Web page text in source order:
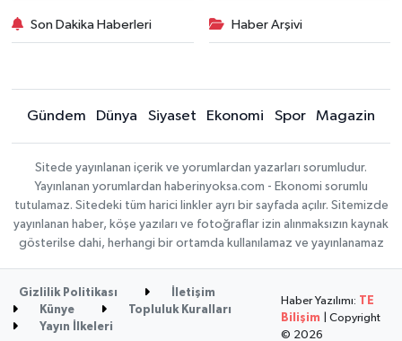
Son Dakika Haberleri Haber Arşivi
Gündem Dünya Siyaset Ekonomi Spor Magazin
Sitede yayınlanan içerik ve yorumlardan yazarları sorumludur.
Yayınlanan yorumlardan haberinyoksa.com - Ekonomi sorumlu
tutulamaz. Sitedeki tüm harici linkler ayrı bir sayfada açılır. Sitemizde
yayınlanan haber, köşe yazıları ve fotoğraflar izin alınmaksızın kaynak
gösterilse dahi, herhangi bir ortamda kullanılamaz ve yayınlanamaz
Gizlilik Politikası
İletişim
Künye
Topluluk Kuralları
Yayın İlkeleri
Haber Yazılımı: TE
Bilişim | Copyright
© 2026